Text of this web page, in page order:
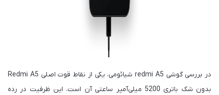
در بررسی گوشی redmi A5 شیائومی، یکی از نقاط قوت اصلی Redmi A5
بدون شک باتری 5200 میلی‌آمپر ساعتی آن است. این ظرفیت در رده